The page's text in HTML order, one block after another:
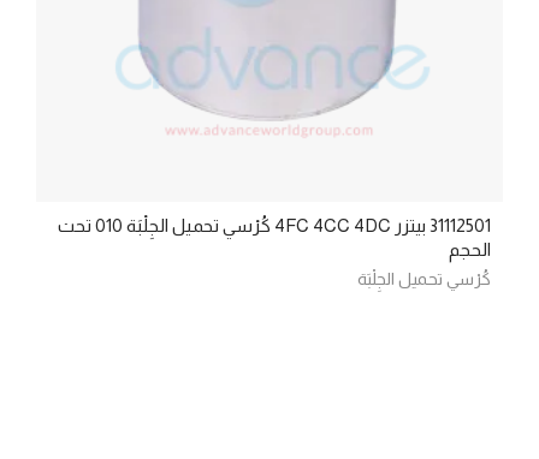
31112501 بيتزر 4FC 4CC 4DC كُرْسي تحميل الجِلْبَة 010 تحت
الحجم
كُرْسي تحميل الجِلْبَة